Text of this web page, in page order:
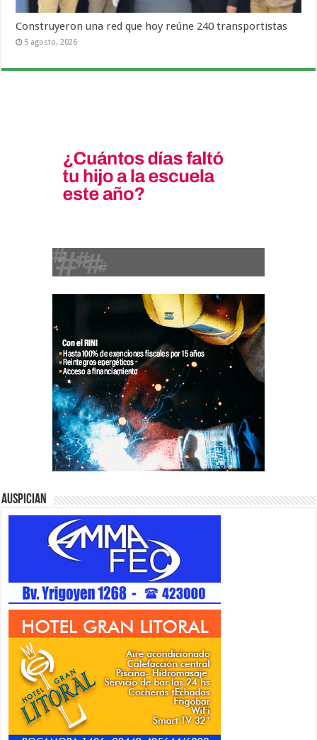
Construyeron una red que hoy reúne 240 transportistas
5 agosto, 2026
Auspician